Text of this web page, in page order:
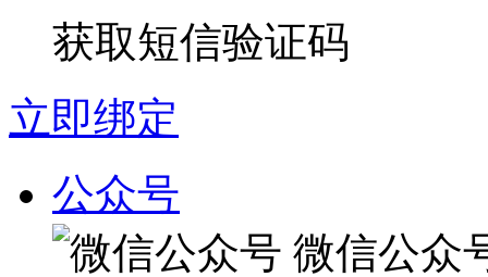
获取短信验证码
立即绑定
公众号
微信公众